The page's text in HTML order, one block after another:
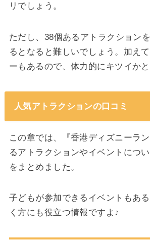
リでしょう。
ただし、38個あるアトラクション
るとなると難しいでしょう。加え
ーもあるので、体力的にキツイかと
人気アトラクションの口コミ
この章では、『香港ディズニーラ
るアトラクションやイベントにつ
をまとめました。
子どもが参加できるイベントもあ
く方にも役立つ情報ですよ♪